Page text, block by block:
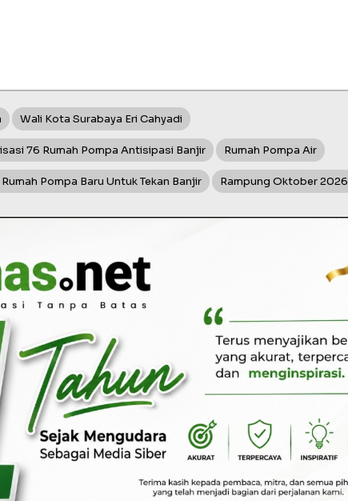
Wali Kota Surabaya Eri Cahyadi
76 Rumah Pompa Antisipasi Banjir Rumah Pompa Air
Pompa Baru Untuk Tekan Banjir Rampung Oktober 2026